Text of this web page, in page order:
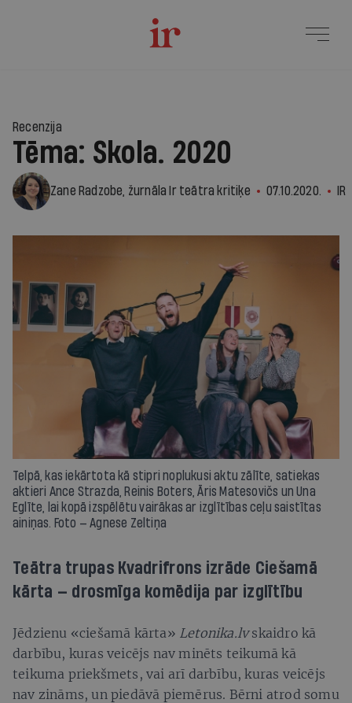
Recenzija
Tēma: Skola. 2020
Zane Radzobe, žurnāla Ir teātra kritiķe 07.10.2020. IR
Telpā, kas iekārtota kā stipri noplukusi aktu zālīte, satiekas
aktieri Ance Strazda, Reinis Boters, Āris Matesovičs un Una
Eglīte, lai kopā izspēlētu vairākas ar izglītības ceļu saistītas
ainiņas. Foto — Agnese Zeltiņa
Teātra trupas Kvadrifrons izrāde Ciešamā
kārta — drosmīga komēdija par izglītību
Jēdzienu «ciešamā kārta» Letonika.lvskaidro kā
darbību, kuras veicējs nav minēts teikumā kā
teikuma priekšmets, vai arī darbību, kuras veicējs
nav zināms, un piedāvā piemērus. Bērni atrod somu